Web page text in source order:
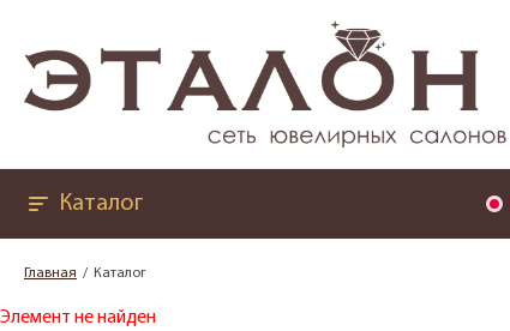
Каталог
Главная Каталог
Элемент не найден